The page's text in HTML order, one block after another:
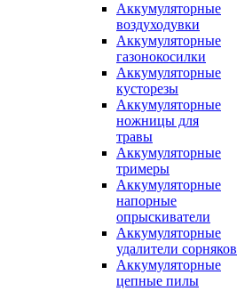
Аккумуляторные
воздуходувки
Аккумуляторные
газонокосилки
Аккумуляторные
кусторезы
Аккумуляторные
ножницы для
травы
Аккумуляторные
тримеры
Аккумуляторные
напорные
опрыскиватели
Аккумуляторные
удалители сорняков
Аккумуляторные
цепные пилы